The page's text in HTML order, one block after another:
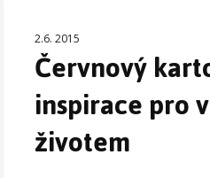
2.6. 2015
Červnový
inspirace pro
životem